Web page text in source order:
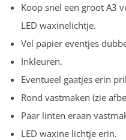
Koop snel een groot A3
LED waxinelichtje.
Vel papier eventjes
Inkleuren.
Eventueel gaatjes erin
Rond vastmaken (zie
Paar linten eraan
LED waxine lichtje erin.